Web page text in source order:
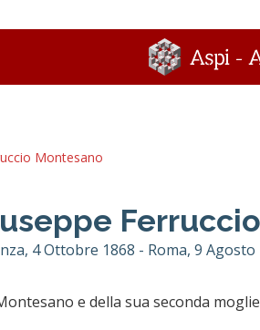
Montesano
4 Ottobre 1868 - Roma, 9 Agosto
e della sua seconda